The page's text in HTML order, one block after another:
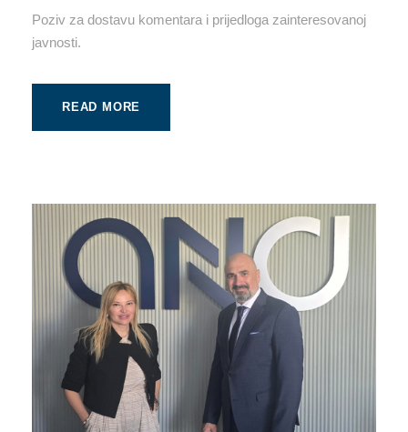
Poziv za dostavu komentara i prijedloga zainteresovanoj
javnosti.
READ MORE